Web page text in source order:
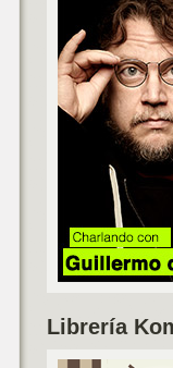
Librería